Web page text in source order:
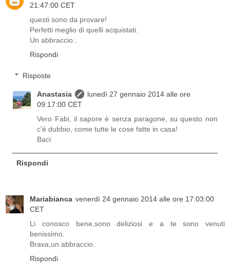
21:47:00 CET
questi sono da provare!
Perfetti meglio di quelli acquistati.
Un abbraccio..
Rispondi
Risposte
Anastasia
lunedì 27 gennaio 2014 alle ore
09:17:00 CET
Vero Fabi, il sapore è senza paragone, su questo non
c'è dubbio, come tutte le cose fatte in casa!
Baci
Rispondi
Mariabianca venerdì 24 gennaio 2014 alle ore 17:03:00
CET
Li conosco bene,sono deliziosi e a te sono venuti
benissimo.
Brava,un abbraccio.
Rispondi